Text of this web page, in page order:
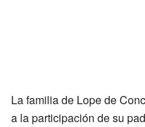
La familia de Lope de
a la participación de su